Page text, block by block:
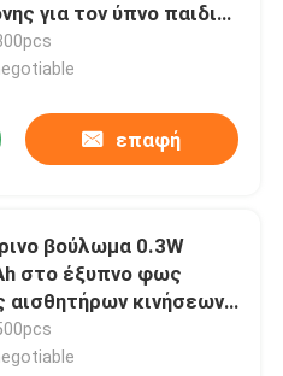
για τον ύπνο παιδιών
παιδιών
επαφή
βούλωμα 0.3W
στο έξυπνο φως
αισθητήρων κινήσεων